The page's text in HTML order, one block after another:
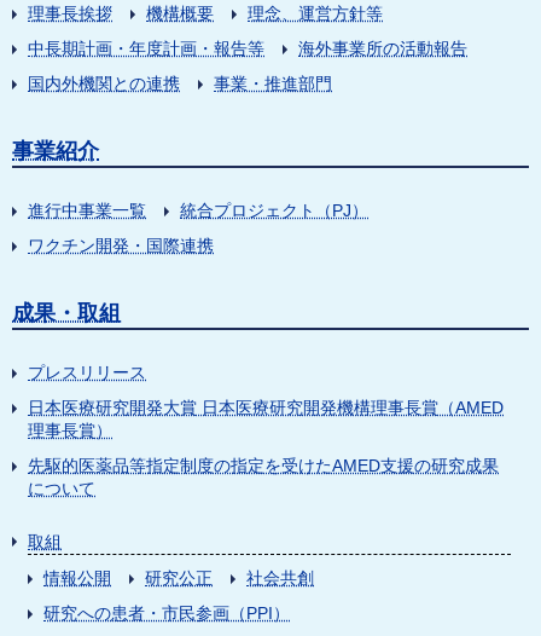
理事長挨拶 機構概要
理念、運営方針等
中長期計画・年度計画・報告等
海外事業所の活動報告
国内外機関との連携
事業・推進部門
事業紹介
進行中事業一覧
統合プロジェクト（PJ）
ワクチン開発・国際連携
成果・取組
プレスリリース
日本医療研究開発大賞 日本医療研究開発機構理事長賞（AMED
理事長賞）
先駆的医薬品等指定制度の指定を受けたAMED支援の研究成果
について
取組
情報公開
研究公正
社会共創
研究への患者・市民参画（PPI）